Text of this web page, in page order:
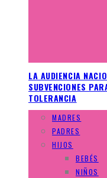
LA AUDIENCIA
SUBVENCIONES
TOLERANCIA
MADRES
PADRES
HIJOS
BEBÉS
NIÑOS